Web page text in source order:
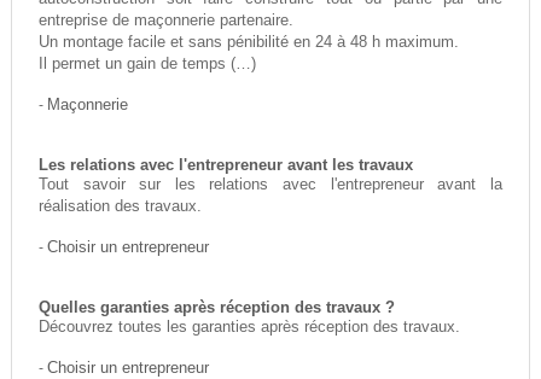
entreprise de maçonnerie partenaire.
Un montage facile et sans pénibilité en 24 à 48 h maximum.
Il permet un gain de temps (…)
- Maçonnerie
Les relations avec l'entrepreneur avant les travaux
Tout savoir sur les relations avec l'entrepreneur avant la
réalisation des travaux.
- Choisir un entrepreneur
Quelles garanties après réception des travaux ?
Découvrez toutes les garanties après réception des travaux.
- Choisir un entrepreneur